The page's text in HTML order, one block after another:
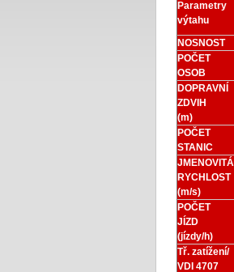
Parametry
výtahu
NOSNOST
POČET
OSOB
DOPRAVNÍ
ZDVIH
(m)
POČET
STANIC
JMENOVITÁ
RYCHLOST
(m/s)
POČET
JÍZD
(jízdy/h)
Tř. zatížení/
VDI 4707